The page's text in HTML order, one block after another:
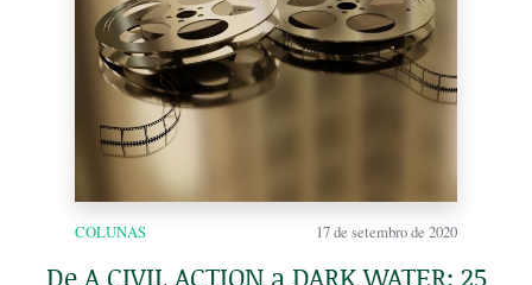
COLUNAS 17 de setembro de 2020
De A CIVIL ACTION a DARK WATER: 25